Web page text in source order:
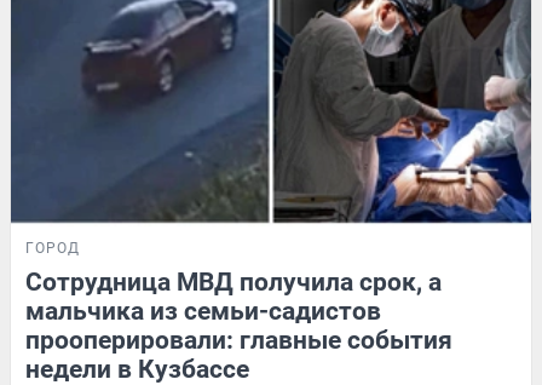
ГОРОД
Сотрудница МВД получила срок, а
мальчика из семьи-садистов
прооперировали: главные события
недели в Кузбассе